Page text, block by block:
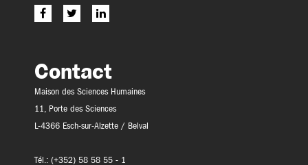
Contact
Maison des Sciences Humaines
11, Porte des Sciences
L-4366 Esch-sur-Alzette / Belval
Tél.: (+352) 58 58 55 - 1